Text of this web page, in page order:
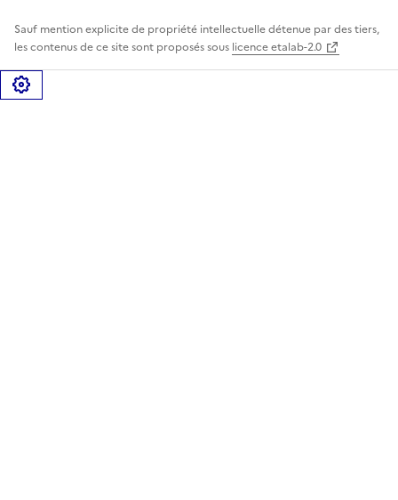
Sauf mention explicite de propriété intellectuelle détenue par des tiers,
les contenus de ce site sont proposés sous licence etalab-2.0
Gérer les cookies